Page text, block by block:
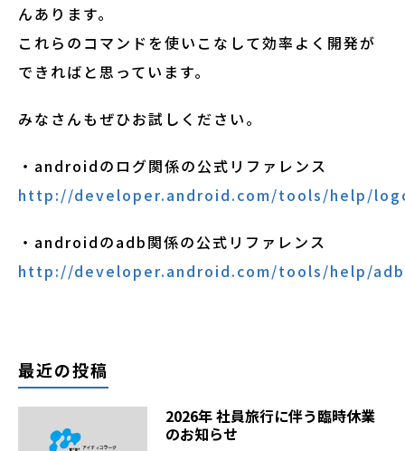
んあります。
これらのコマンドを使いこなして効率よく開発が
できればと思っています。
みなさんもぜひお試しください。
・androidのログ関係の公式リファレンス
http://developer.android.com/tools/help/
・androidのadb関係の公式リファレンス
http://developer.android.com/tools/help/
最近の投稿
2026年 社員旅行に伴う臨時休業
のお知らせ